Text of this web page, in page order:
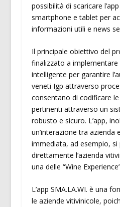
possibilità di scaricare
smartphone e tablet per
informazioni utili e news
Il principale obiettivo del
finalizzato a implementare
intelligente per garantire
veneti Igp attraverso
consentano di codificare
pertinenti attraverso un
robusto e sicuro. L’app,
un’interazione tra azienda
immediata, ad esempio,
direttamente l’azienda
una delle “Wine
L’app SMA.LA.WI. è una
le aziende vitivinicole,